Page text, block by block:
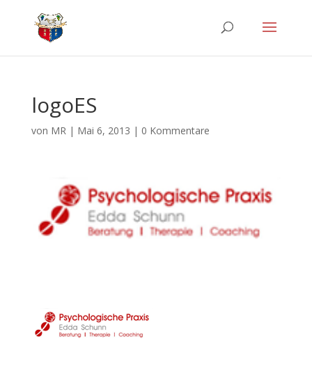
logoES
von MR| Mai 6, 2013 | 0 Kommentare